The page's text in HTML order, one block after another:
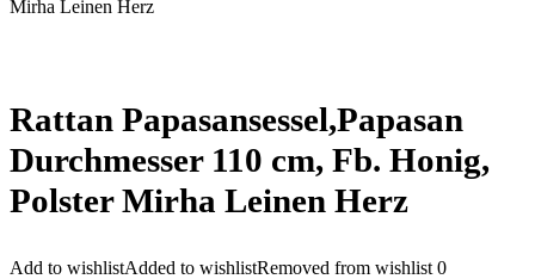
Mirha Leinen Herz
Rattan Papasansessel,Papasan
Durchmesser 110 cm, Fb. Honig,
Polster Mirha Leinen Herz
Add to wishlistAdded to wishlistRemoved from wishlist 0